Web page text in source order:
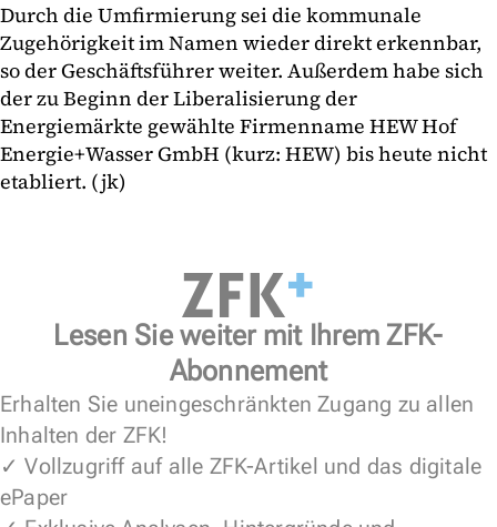
Durch die Umfirmierung sei die kommunale
Zugehörigkeit im Namen wieder direkt erkennbar,
so der Geschäftsführer weiter. Außerdem habe sich
der zu Beginn der Liberalisierung der
Energiemärkte gewählte Firmenname HEW Hof
Energie+Wasser GmbH (kurz: HEW) bis heute nicht
etabliert. (jk)
Lesen Sie weiter mit Ihrem ZFK-
Abonnement
Erhalten Sie uneingeschränkten Zugang zu allen
Inhalten der ZFK!
✓ Vollzugriff auf alle ZFK-Artikel und das digitale
ePaper